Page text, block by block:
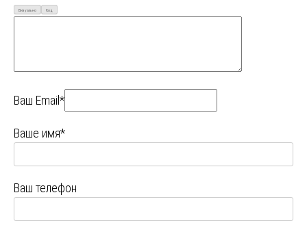
Визуально Код
Ваш Email*
Ваше имя*
Ваш телефон